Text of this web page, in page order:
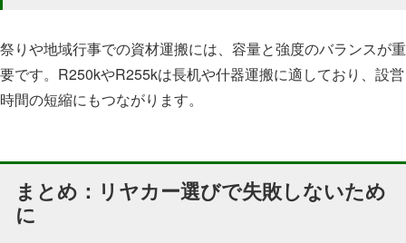
祭りや地域行事での資材運搬には、容量と強度のバランスが重
要です。R250kやR255kは長机や什器運搬に適しており、設営
時間の短縮にもつながります。
まとめ：リヤカー選びで失敗しないため
に